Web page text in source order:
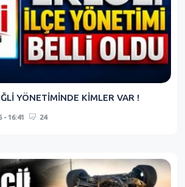
YÖNETİMİNDE KİMLER VAR !
- 16:41 24